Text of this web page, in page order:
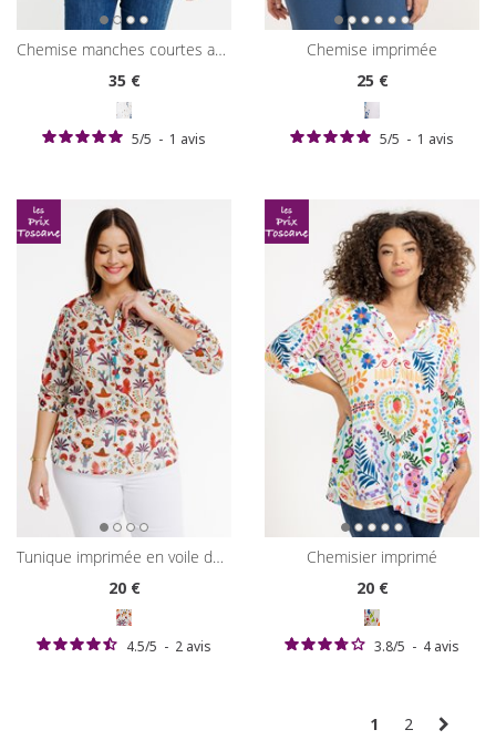
chemise manches courtes avec broderies
35€
5/5 - 1 avis
chemise imprimée
25€
5/5 - 1 avis
tunique imprimée en voile de coton
20€
4.5/5 - 2 avis
chemisier imprimé
20€
3.8/5 - 4 avis
1 2